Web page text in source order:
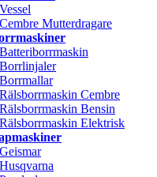
Vessel
Cembre Mutterdragare
Batteriborrmaskin
Borrlinjaler
Borrmallar
Rälsborrmaskin Cembre
Rälsborrmaskin Bensin
Rälsborrmaskin Elektrisk
Geismar
Husqvarna